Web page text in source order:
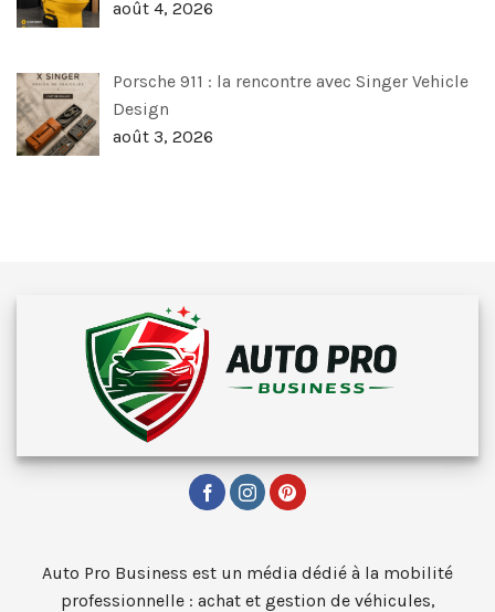
août 4, 2026
Porsche 911 : la rencontre avec Singer Vehicle
Design
août 3, 2026
Auto Pro Business est un média dédié à la mobilité
professionnelle : achat et gestion de véhicules,